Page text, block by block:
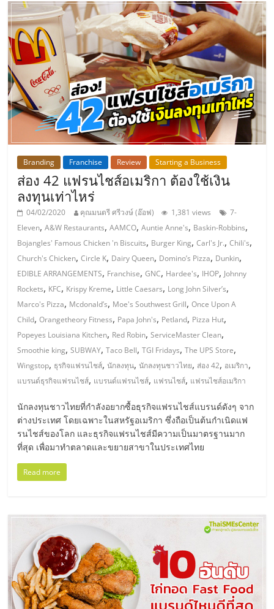
สำหรับ
เปิด
ร้าน
ปรึกษา
ฟรี,
บริการ
พัฒนา
ระบบ
แฟ
รน
ไชส์"
"ศูนย์
ข้อมูล
ธุรกิจ
SME
แห่ง
ประเทศไทย,
ThaiSMEsCenter,
ธุรกิจ
เอ็
มอี
ไทย,
SMEs,
Branding Franchise Review Starting a Business
ส่อง 42 แฟรนไชส์อเมริกา ต้องใช้เงิน
ลงทุนเท่าไหร่
04/02/2020 คุณมนตรี ศรีวงษ์ (อ๊อฟ) 1,381 views
7-
Eleven,A&W Restaurants,AAMCO,Auntie Anne's, Baskin-Robbins,
Bojangles' Famous Chicken 'n Biscuits, Burger King,Carl's Jr.,Chili's,
Church's Chicken,Circle K, Dairy Queen, Domino’s Pizza, Dunkin,
EDIBLE ARRANGEMENTS, Franchise,GNC, Hardee's, IHOP, Johnny
Rockets, KFC, Krispy Kreme, Little Caesars, Long John Silver’s,
Marco's Pizza, Mcdonald’s, Moe's Southwest Grill,Once Upon A
Child,Orangetheory Fitness, Papa John's, Petland, Pizza Hut,
Popeyes Louisiana Kitchen, Red Robin,ServiceMaster Clean,
Smoothie king,SUBWAY,Taco Bell,TGI Fridays,The UPS Store,
Wingstop, ธุรกิจแฟรนไชส์,นักลงทุน,นักลงทุนชาวไทย, ส่อง 42, อเมริกา,
แบรนด์ธุรกิจแฟรนไชส์, แบรนด์แฟรนไชส์, แฟรนไชส์, แฟรนไชส์อเมริกา
นักลงทุนชาวไทยที่กำลังอยากซื้อธุรกิจแฟรนไชส์แบรนด์ดังๆ จาก
ต่างประเทศ โดยเฉพาะในสหรัฐอเมริกา ซึ่งถือเป็นต้นกำเนิดแฟ
รนไชส์ของโลก และธุรกิจแฟรนไชส์มีความเป็นมาตรฐานมาก
ที่สุด เพื่อมาทำตลาดและขยายสาขาในประเทศไทย
Read more